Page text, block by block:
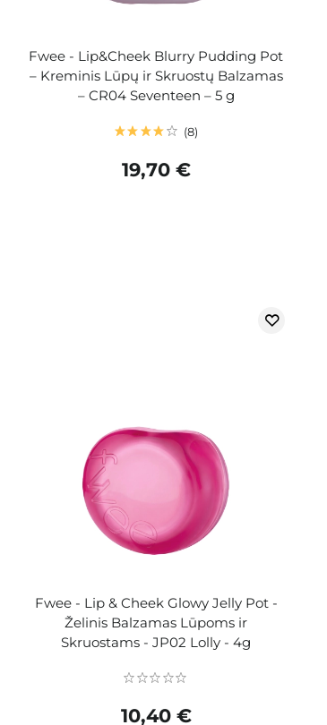
Fwee - Lip&Cheek Blurry Pudding Pot
– Kreminis Lūpų ir Skruostų Balzamas
– CR04 Seventeen – 5 g
8
19,70 €
Fwee - Lip & Cheek Glowy Jelly Pot -
Želinis Balzamas Lūpoms ir
Skruostams - JP02 Lolly - 4g
10,40 €